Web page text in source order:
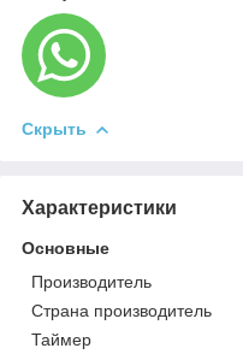
Скрыть
Характеристики
Основные
Производитель
Страна производитель
Таймер